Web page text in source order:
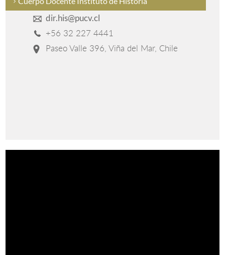
dir.his@pucv.cl
+56 32 227 4441
Paseo Valle 396, Viña del Mar, Chile